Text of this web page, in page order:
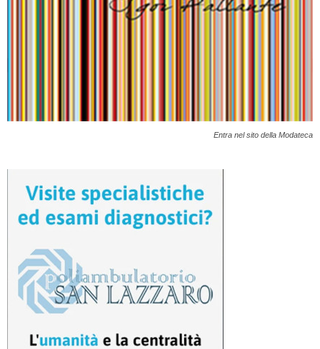
Entra nel sito della Modateca